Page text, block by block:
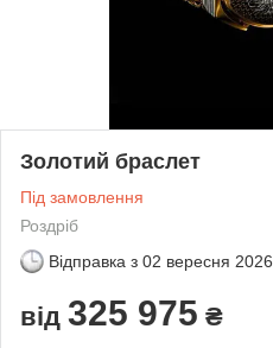
Золотий браслет
Під замовлення
Роздріб
Відправка з 02 вересня 2026
від 325 975 ₴